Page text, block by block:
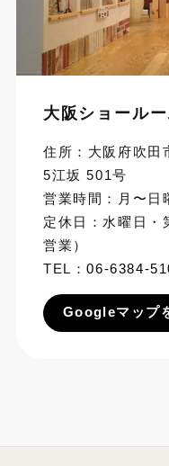
大阪ショール
住所：大阪府吹田
5江坂 501号
営業時間：月〜日
定休日：水曜日・
営業）
TEL：06-6384-
Googleマップ